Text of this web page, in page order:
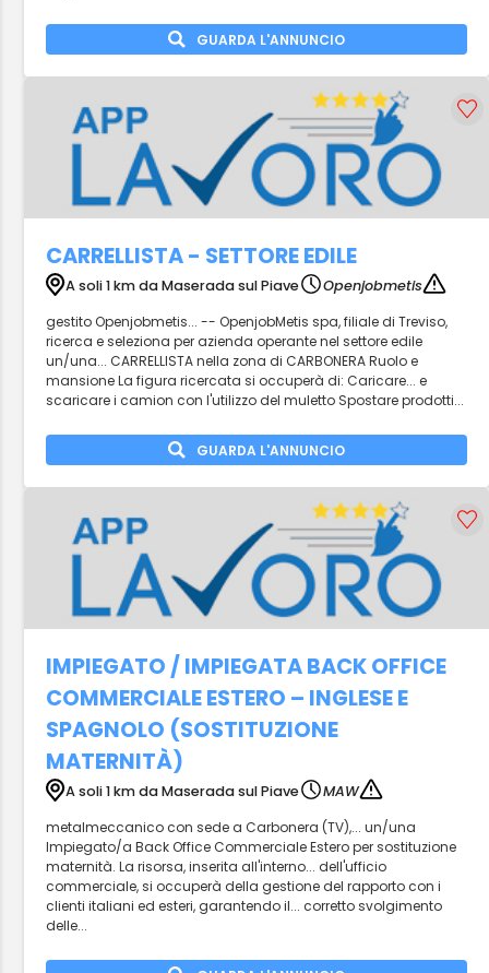
GUARDA L'ANNUNCIO
CARRELLISTA - SETTORE EDILE
A soli 1 km da Maserada sul Piave
Openjobmetis
gestito Openjobmetis... -- OpenjobMetis spa, filiale di Treviso,
ricerca e seleziona per azienda operante nel settore edile
un/una... CARRELLISTA nella zona di CARBONERA Ruolo e
mansione La figura ricercata si occuperà di: Caricare... e
scaricare i camion con l'utilizzo del muletto Spostare prodotti...
GUARDA L'ANNUNCIO
IMPIEGATO / IMPIEGATA BACK OFFICE
COMMERCIALE ESTERO – INGLESE E
SPAGNOLO (SOSTITUZIONE
MATERNITÀ)
A soli 1 km da Maserada sul Piave
MAW
metalmeccanico con sede a Carbonera (TV),... un/una
Impiegato/a Back Office Commerciale Estero per sostituzione
maternità. La risorsa, inserita all'interno... dell'ufficio
commerciale, si occuperà della gestione del rapporto con i
clienti italiani ed esteri, garantendo il... corretto svolgimento
delle...